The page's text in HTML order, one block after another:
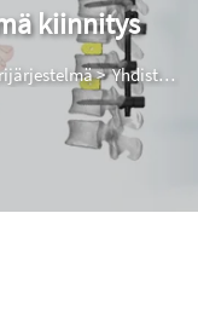
kiinnitys
>Yhdistetty ulkojärjestelmä kiinnitys